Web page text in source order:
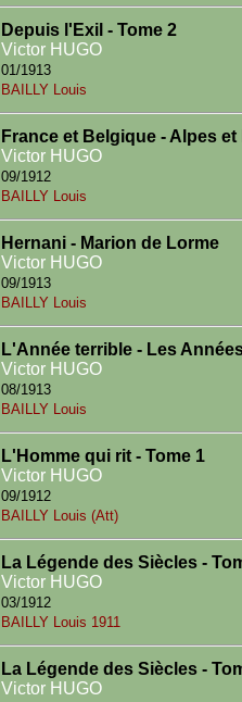
Depuis l'Exil - Tome 2
Victor HUGO
01/1913
BAILLY Louis
France et Belgique - Alpes
Victor HUGO
09/1912
BAILLY Louis
Hernani - Marion de Lorme
Victor HUGO
09/1913
BAILLY Louis
L'Année terrible - Les
Victor HUGO
08/1913
BAILLY Louis
L'Homme qui rit - Tome 1
Victor HUGO
09/1912
BAILLY Louis (Att)
La Légende des Siècles -
Victor HUGO
03/1912
BAILLY Louis 1911
La Légende des Siècles -
Victor HUGO